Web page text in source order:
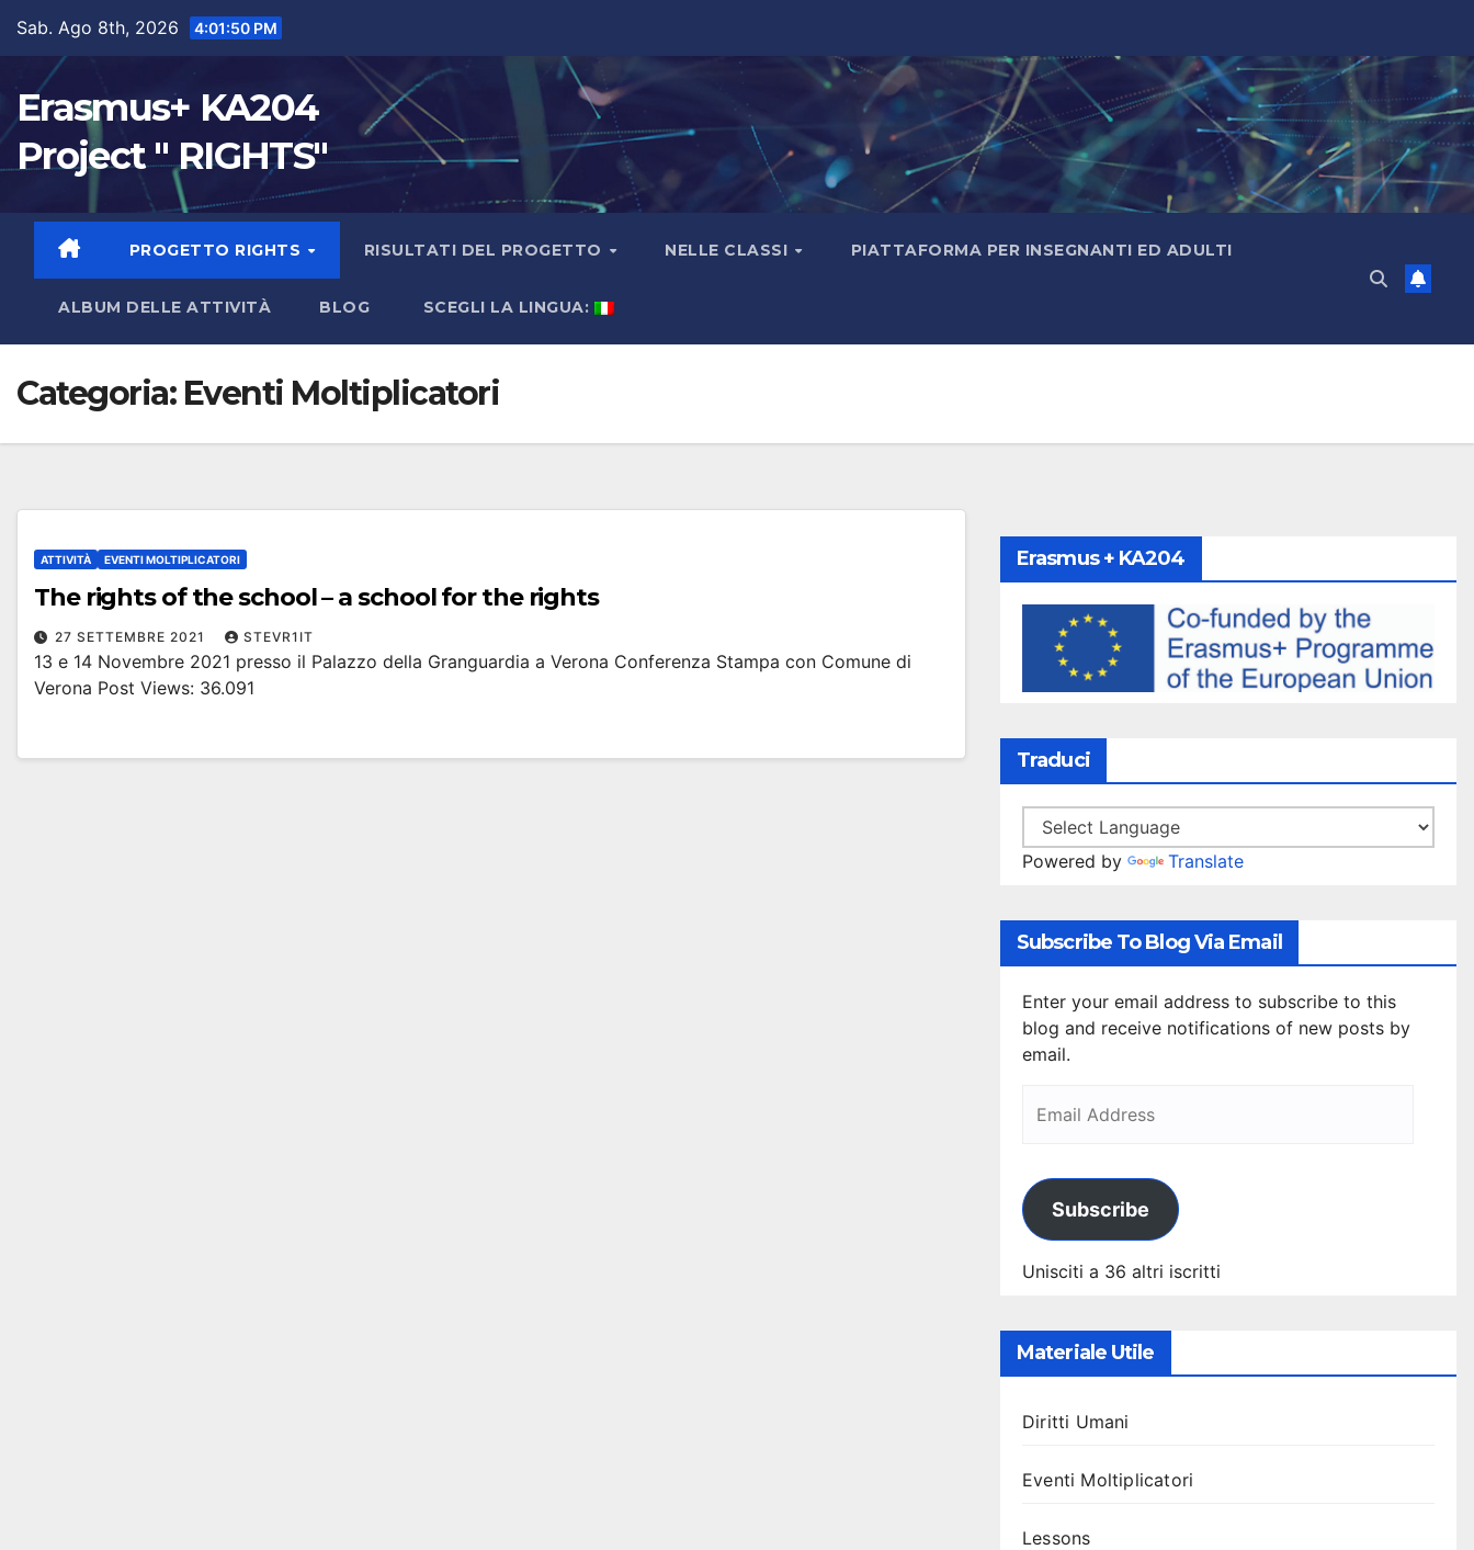
Sab. Ago 8th, 2026 4:01:51 PM
Erasmus+ KA204
Project " RIGHTS"
PROGETTO RIGHTS RISULTATI DEL PROGETTO NELLE CLASSI PIATTAFORMA PER INSEGNANTI ED ADULTI
ALBUM DELLE ATTIVITÀ BLOG SCEGLI LA LINGUA:
Categoria: Eventi Moltiplicatori
ATTIVITÀ EVENTI MOLTIPLICATORI
The rights of the school – a school for the rights
27 SETTEMBRE 2021 STEVR1IT
13 e 14 Novembre 2021 presso il Palazzo della Granguardia a Verona Conferenza Stampa con Comune di
Verona Post Views: 36.091
Erasmus + KA204
Traduci
Powered by Translate
Subscribe To Blog Via Email
Enter your email address to subscribe to this
blog and receive notifications of new posts by
email.
Subscribe
Unisciti a 36 altri iscritti
Materiale Utile
Diritti Umani
Eventi Moltiplicatori
Lessons